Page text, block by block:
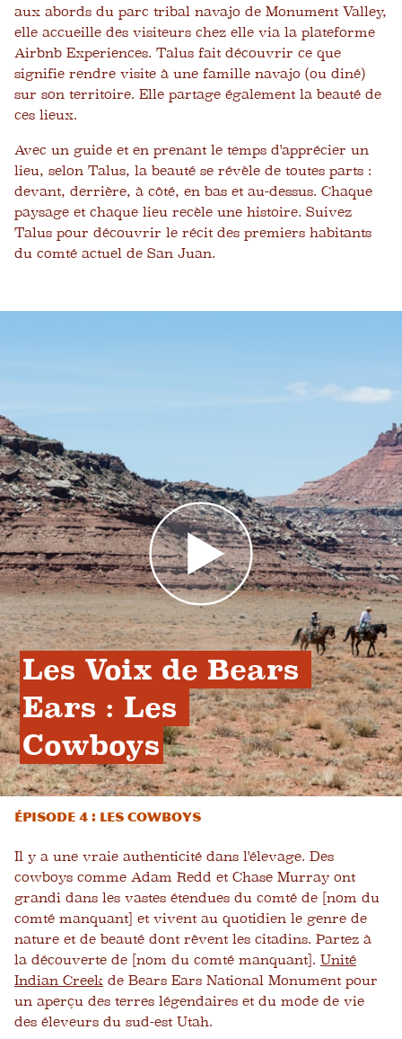
aux abords du parc tribal navajo de Monument Valley,
elle accueille des visiteurs chez elle via la plateforme
Airbnb Experiences. Talus fait découvrir ce que
signifie rendre visite à une famille navajo (ou diné)
sur son territoire. Elle partage également la beauté de
ces lieux.
Avec un guide et en prenant le temps d'apprécier un
lieu, selon Talus, la beauté se révèle de toutes parts :
devant, derrière, à côté, en bas et au-dessus. Chaque
paysage et chaque lieu recèle une histoire. Suivez
Talus pour découvrir le récit des premiers habitants
du comté actuel de San Juan.
Les Voix de Bears
Ears : Les
Cowboys
Épisode 4 : Les Cowboys
Il y a une vraie authenticité dans l'élevage. Des
cowboys comme Adam Redd et Chase Murray ont
grandi dans les vastes étendues du comté de [nom du
comté manquant] et vivent au quotidien le genre de
nature et de beauté dont rêvent les citadins. Partez à
la découverte de [nom du comté manquant]. Unité
Indian Creek de Bears Ears National Monument pour
un aperçu des terres légendaires et du mode de vie
des éleveurs du sud-est Utah.